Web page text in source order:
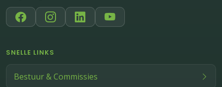
SNELLE LINKS
Bestuur & Commissies